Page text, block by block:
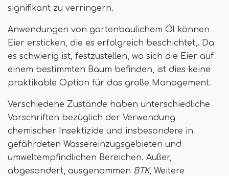
signifikant zu verringern.
Anwendungen von gartenbaulichem Öl können
Eier ersticken, die es erfolgreich beschichtet,. Da
es schwierig ist, festzustellen, wo sich die Eier auf
einem bestimmten Baum befinden, ist dies keine
praktikable Option für das große Management.
Verschiedene Zustände haben unterschiedliche
Vorschriften bezüglich der Verwendung
chemischer Insektizide und insbesondere in
gefährdeten Wassereinzugsgebieten und
umweltempfindlichen Bereichen. Außer,
abgesondert, ausgenommen BTK, Weitere